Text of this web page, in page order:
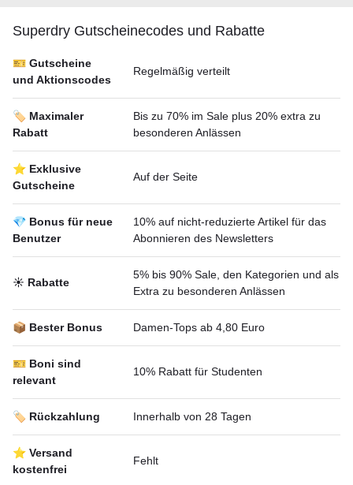
Superdry Gutscheineсodes und Rabatte
🎫 Gutscheine
und Aktionscodes
Regelmäßig verteilt
🏷️ Maximaler
Rabatt
Bis zu 70% im Sale plus 20% extra zu
besonderen Anlässen
⭐ Exklusive
Gutscheine
Auf der Seite
💎 Bonus für neue
Benutzer
10% auf nicht-reduzierte Artikel für das
Abonnieren des Newsletters
☀️ Rabatte
5% bis 90% Sale, den Kategorien und als
Extra zu besonderen Anlässen
📦 Bester Bonus Damen-Tops ab 4,80 Euro
🎫 Boni sind
relevant
10% Rabatt für Studenten
🏷️ Rückzahlung Innerhalb von 28 Tagen
⭐ Versand
kostenfrei
Fehlt